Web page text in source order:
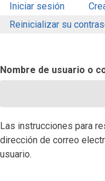
SOLAPAS
Iniciar sesión
Reinicializar su
Nombre de usuario o
Las instrucciones para
dirección de correo
usuario.